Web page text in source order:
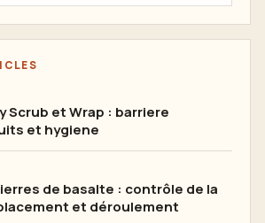
Scrub et Wrap : barriere
et hygiene
de basalte : contrôle de la
et déroulement